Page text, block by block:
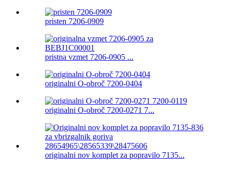
pristen 7206-0909
pristna vzmet 7206-0905 ...
originalni O-obroč 7200-0404
originalni O-obroč 7200-0271 7...
originalni nov komplet za popravilo 7135...